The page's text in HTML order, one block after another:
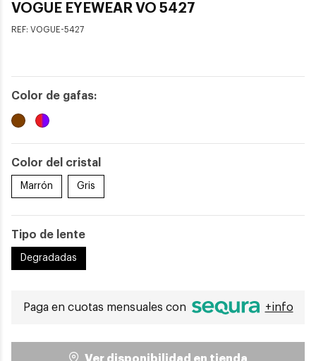
VOGUE EYEWEAR VO 5427
REF: VOGUE-5427
Color de gafas:
Color del cristal
Marrón Gris
Tipo de lente
Degradadas
Paga en cuotas mensuales con +info
Ver disponibilidad en tienda